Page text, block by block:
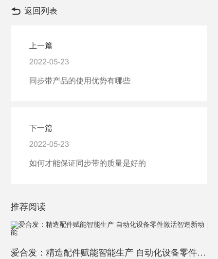
返回列表
上一篇
2022-05-23
同步带产品的使用优势有哪些
下一篇
2022-05-23
如何才能保证同步带的质量是好的
推荐阅读
爱合发：精造配件赋能智能生产 自动化设备零件激活智造新动能